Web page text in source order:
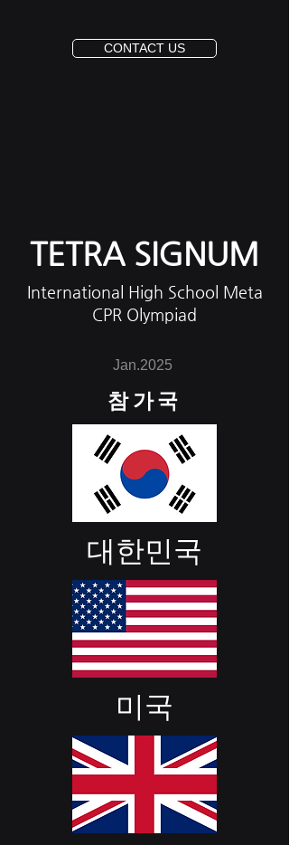
CONTACT US
TETRA SIGNUM
International High School Meta
CPR Olympiad
Jan.2025
참가국
대한민국
미국